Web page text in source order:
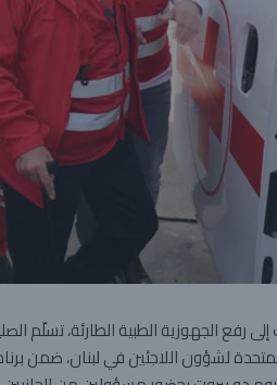
لشؤون اللاجئين في لبنان، ضمن